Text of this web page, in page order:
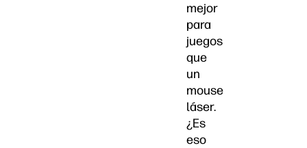
mejor
para
juegos
que
un
mouse
láser.
¿Es
eso